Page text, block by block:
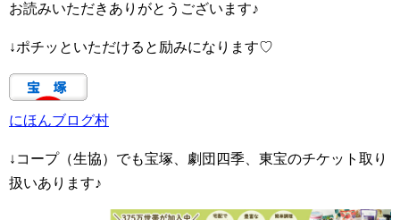
お読みいただきありがとうございます♪
↓ポチッといただけると励みになります♡
にほんブログ村
↓コープ（生協）でも宝塚、劇団四季、東宝のチケット取り
扱いあります♪